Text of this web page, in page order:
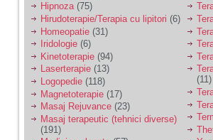
Hipnoza(75)
Hirudoterapie/Terapia cu lipitori (6)
Homeopatie (31)
Iridologie (6)
Kinetoterapie (94)
Laserterapie (13)
Logopedie (118)
Magnetoterapie (17)
Masaj Rejuvance (23)
Masaj terapeutic (tehnici diverse)
(191)
(11)